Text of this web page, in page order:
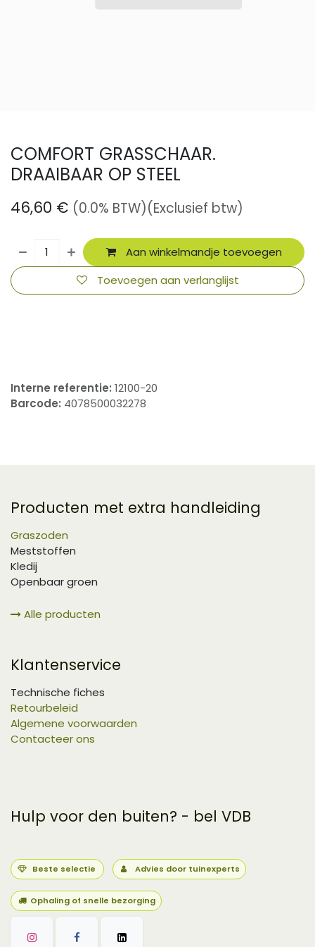
COMFORT GRASSCHAAR.
DRAAIBAAR OP STEEL
46,60 € (0.0% BTW)(Exclusief btw)
Aan winkelmandje toevoegen
Toevoegen aan verlanglijst
Interne referentie: 12100-20
Barcode: 4078500032278
Producten met extra handleiding
Graszoden
Meststoffen
Kledij
Openbaar groen
Alle producten
Klantenservice
Technische fiches
Retourbeleid
Algemene voorwaarden
Contacteer ons
Hulp voor den buiten? - bel VDB
Beste selectie Advies door tuinexperts
Ophaling of snelle bezorging